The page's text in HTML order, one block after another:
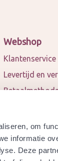
om
informatie
Deze
Webshop
Klantenservice
Levertijd en
Privacy policy
Retourneren
Garantie